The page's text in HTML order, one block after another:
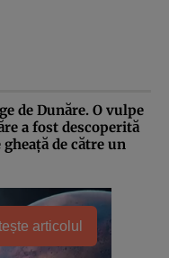
de Dunăre. O vulpe
a fost descoperită
de către un
articolul